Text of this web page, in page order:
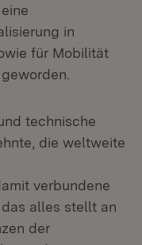
in
für Mobilität
technische
die weltweite
verbundene
alles stellt an
der